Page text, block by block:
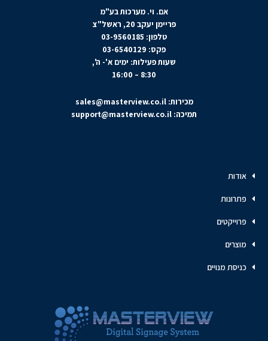
אם. וי. מערכות בע"מ
פריימן יעקב 20, ראשל"צ
טלפון: 03-9560185
פקס: 03-6540129
שעות פעילות: ימים א'- ה',
8:30 – 16:00
מכירות:sales@masterview.co.il
תמיכה: support@masterview.co.il
אודות
פתרונות
פרוייקטים
מוצרים
כניסת מנויים